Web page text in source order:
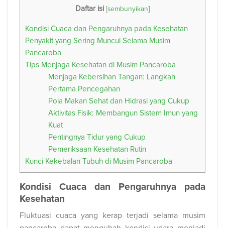
Daftar isi [sembunyikan]
Kondisi Cuaca dan Pengaruhnya pada Kesehatan
Penyakit yang Sering Muncul Selama Musim
Pancaroba
Tips Menjaga Kesehatan di Musim Pancaroba
Menjaga Kebersihan Tangan: Langkah
Pertama Pencegahan
Pola Makan Sehat dan Hidrasi yang Cukup
Aktivitas Fisik: Membangun Sistem Imun yang
Kuat
Pentingnya Tidur yang Cukup
Pemeriksaan Kesehatan Rutin
Kunci Kekebalan Tubuh di Musim Pancaroba
Kondisi Cuaca dan Pengaruhnya pada
Kesehatan
Fluktuasi cuaca yang kerap terjadi selama musim